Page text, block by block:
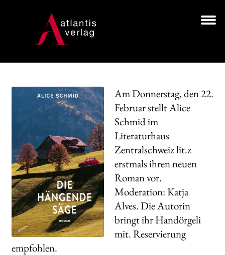
Navigation
springen
springen
LESUNGEN
HANDEL
NEWSLETTER
LIZENZEN | FOREIGN RIGHTS
Search:
Am Donnerstag, den 22.
Februar stellt Alice
Schmid im
Literaturhaus
Zentralschweiz lit.z
erstmals ihren neuen
Roman vor.
Moderation: Katja
Alves. Die Autorin
bringt ihr Handörgeli
mit. Reservierung
empfohlen.